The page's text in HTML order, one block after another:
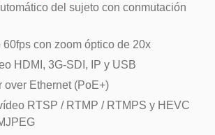
del sujeto con conmutación
con zoom óptico de 20x
HDMI, 3G-SDI, IP y USB
over Ethernet (PoE+)
RTSP / RTMP / RTMPS y HEVC